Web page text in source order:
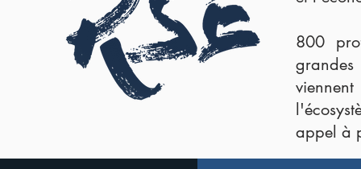
800
grandes
appel à